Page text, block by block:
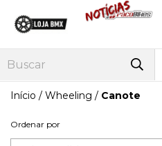
Início / Wheeling / Canote
Ordenar por